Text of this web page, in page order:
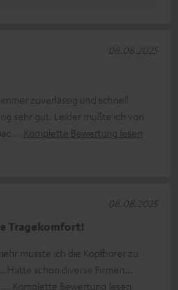
zuverlässig und schnell.
sehr gut. Leider mußte ich von
Komplette Bewertung lesen
08.08.2025
Tragekomfort!
musste ich die Kopfhörer zu
schon diverse Firmen...
Komplette Bewertung lesen
08.08.2025